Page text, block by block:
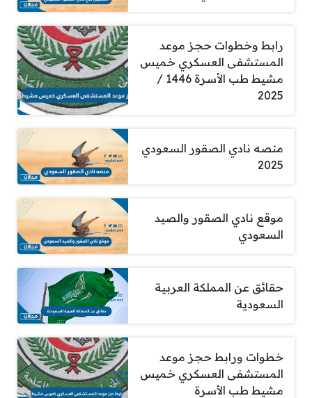
رابط وخطوات حجز موعد
المستشفى العسكري خميس
مشيط طب الأسرة 1446 /
2025
منصه نادي الصقور السعودي
2025
موقع نادي الصقور والصيد
السعودي
حقائق عن المملكة العربية
السعودية
خطوات ورابط حجز موعد
المستشفى العسكري خميس
مشيط طب الأسرة